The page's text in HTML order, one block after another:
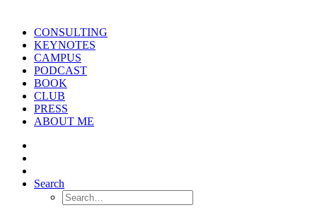
CONSULTING
KEYNOTES
CAMPUS
PODCAST
BOOK
CLUB
PRESS
ABOUT ME
Search